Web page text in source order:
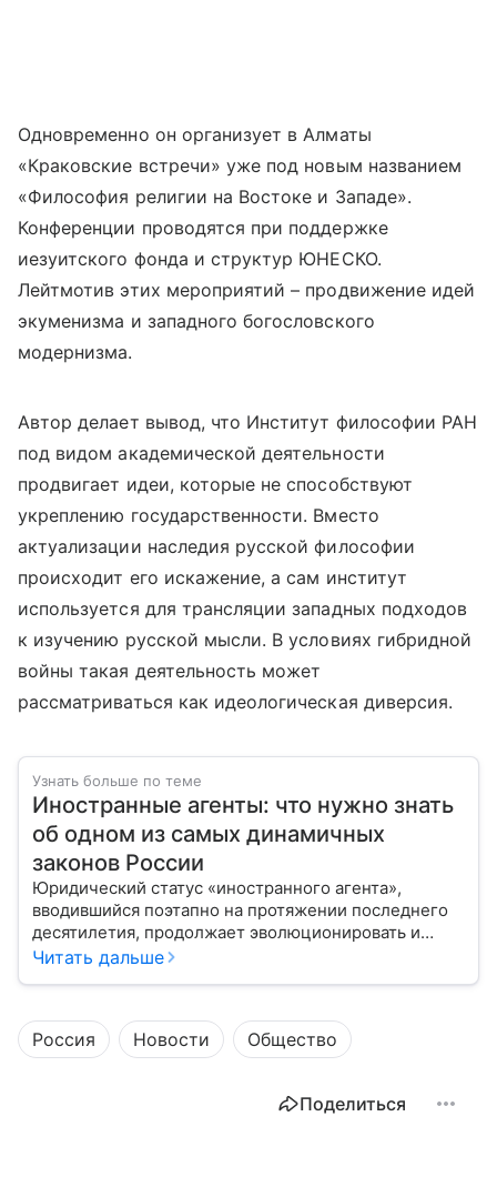
Одновременно он организует в Алматы
«Краковские встречи» уже под новым названием
«Философия религии на Востоке и Западе».
Конференции проводятся при поддержке
иезуитского фонда и структур ЮНЕСКО.
Лейтмотив этих мероприятий – продвижение идей
экуменизма и западного богословского
модернизма.
Автор делает вывод, что Институт философии РАН
под видом академической деятельности
продвигает идеи, которые не способствуют
укреплению государственности. Вместо
актуализации наследия русской философии
происходит его искажение, а сам институт
используется для трансляции западных подходов
к изучению русской мысли. В условиях гибридной
войны такая деятельность может
рассматриваться как идеологическая диверсия.
Узнать больше по теме
Иностранные агенты: что нужно знать
об одном из самых динамичных
законов России
Юридический статус «иностранного агента»,
вводившийся поэтапно на протяжении последнего
десятилетия, продолжает эволюционировать и
оказывать существенное влияние на деятельность
попытку всестороннего и сбалансированного
анализа этого явления: его юридических оснований,
Читать дальше
Россия Новости Общество
Поделиться